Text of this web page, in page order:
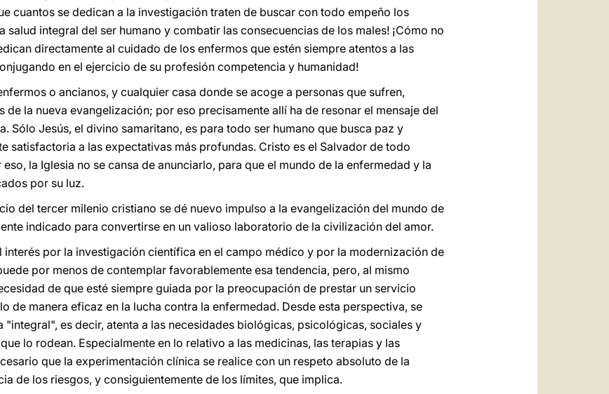
cuantos se dedican a la investigación traten de buscar con todo empeño los
integral del ser humano y combatir las consecuencias de los males! ¡Cómo no
directamente al cuidado de los enfermos que estén siempre atentos a las
en el ejercicio de su profesión competencia y humanidad!
o ancianos, y cualquier casa donde se acoge a personas que sufren,
la nueva evangelización; por eso precisamente allí ha de resonar el mensaje del
Sólo Jesús, el divino samaritano, es para todo ser humano que busca paz y
satisfactoria a las expectativas más profundas. Cristo es el Salvador de todo
la Iglesia no se cansa de anunciarlo, para que el mundo de la enfermedad y la
por su luz.
del tercer milenio cristiano se dé nuevo impulso a la evangelización del mundo de
indicado para convertirse en un valioso laboratorio de la civilización del amor.
interés por la investigación científica en el campo médico y por la modernización de
por menos de contemplar favorablemente esa tendencia, pero, al mismo
de que esté siempre guiada por la preocupación de prestar un servicio
de manera eficaz en la lucha contra la enfermedad. Desde esta perspectiva, se
"integral", es decir, atenta a las necesidades biológicas, psicológicas, sociales y
lo rodean. Especialmente en lo relativo a las medicinas, las terapias y las
que la experimentación clínica se realice con un respeto absoluto de la
de los riesgos, y consiguientemente de los límites, que implica.